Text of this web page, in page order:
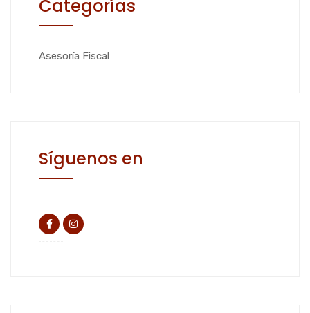
Categorías
Asesoría Fiscal
Síguenos en